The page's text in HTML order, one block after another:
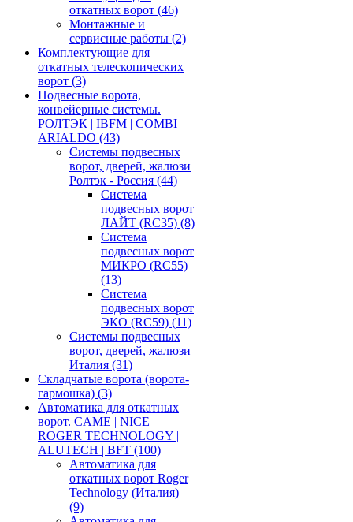
откатных ворот (46)
Монтажные и
сервисные работы (2)
Комплектующие для
откатных телескопических
ворот (3)
Подвесные ворота,
конвейерные системы.
РОЛТЭК | IBFM | COMBI
ARIALDO (43)
Системы подвесных
ворот, дверей, жалюзи
Ролтэк - Россия (44)
Система
подвесных ворот
ЛАЙТ (RC35) (8)
Система
подвесных ворот
МИКРО (RC55)
(13)
Система
подвесных ворот
ЭКО (RC59) (11)
Системы подвесных
ворот, дверей, жалюзи
Италия (31)
Складчатые ворота (ворота-
гармошка) (3)
Автоматика для откатных
ворот. CAME | NICE |
ROGER TECHNOLOGY |
ALUTECH | BFT (100)
Автоматика для
откатных ворот Roger
Technology (Италия)
(9)